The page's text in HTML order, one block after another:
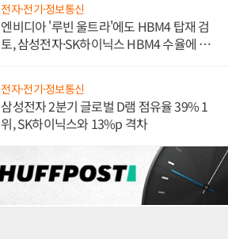
전자·전기·정보통신
엔비디아 '루빈 울트라'에도 HBM4 탑재 검
토, 삼성전자·SK하이닉스 HBM4 수율에 주
전자·전기·정보통신
삼성전자 2분기 글로벌 D램 점유율 39% 1
위, SK하이닉스와 13%p 격차